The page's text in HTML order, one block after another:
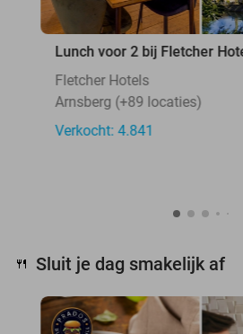
Lunch voor 2 bij Fletcher
Fletcher Hotels
Arnsberg (+89 locaties)
Verkocht: 4.841
🍴 Sluit je dag smakelijk af